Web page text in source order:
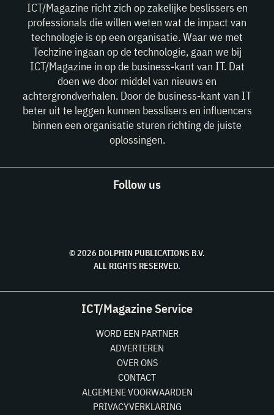
ICT/Magazine richt zich op zakelijke beslissers en
professionals die willen weten wat de impact van
technologie is op een organisatie. Waar we met
Techzine ingaan op de technologie, gaan we bij
ICT/Magazine in op de business-kant van IT. Dat
doen we door middel van nieuws en
achtergrondverhalen. Door de business-kant van IT
beter uit te leggen kunnen besslisers en influencers
binnen een organisatie sturen richting de juiste
oplossingen.
Follow us
© 2026 DOLPHIN PUBLICATIONS B.V.
ALL RIGHTS RESERVED.
ICT/Magazine Service
WORD EEN PARTNER
ADVERTEREN
OVER ONS
CONTACT
ALGEMENE VOORWAARDEN
PRIVACYVERKLARING